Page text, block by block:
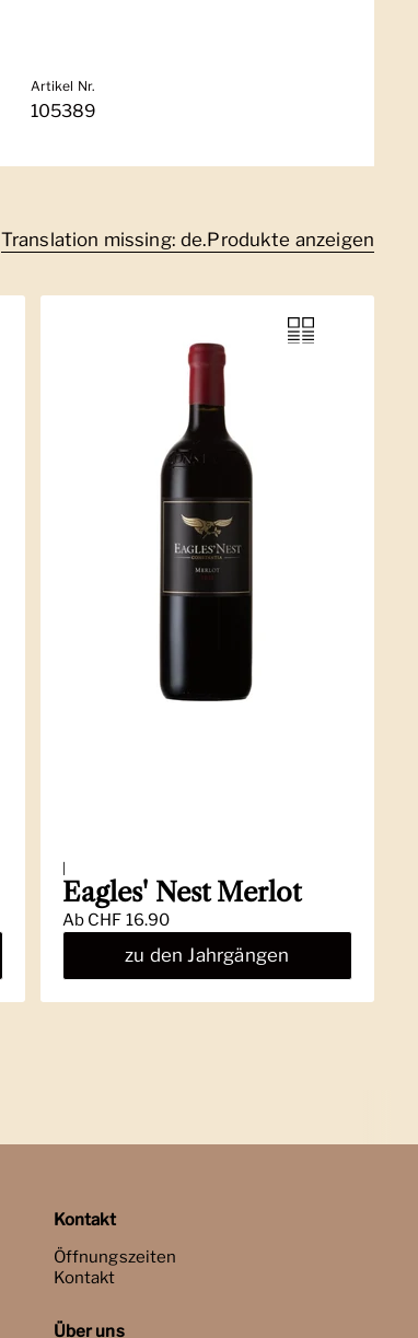
Artikel Nr.
105389
Translation missing: de.Produkte anzeigen
Eagles' Nest Merlot
Ab CHF 16.90
zu den Jahrgängen
Kontakt
Öffnungszeiten
Kontakt
Über uns